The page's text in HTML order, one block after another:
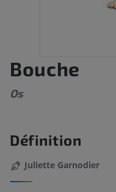
Bouche
Os
Définition
Juliette Garnodier